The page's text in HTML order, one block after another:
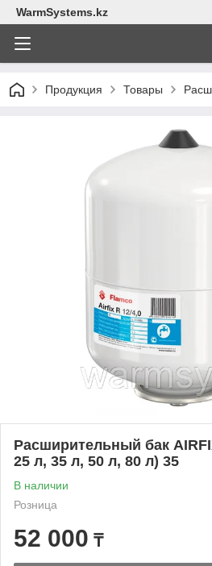
WarmSystems.kz
Продукция Товары
Расширительный бак
25 л, 35 л, 50 л, 80 л) 35
В наличии
Розница
52 000 ₸